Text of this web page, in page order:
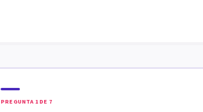
PREGUNTA 1 DE 7